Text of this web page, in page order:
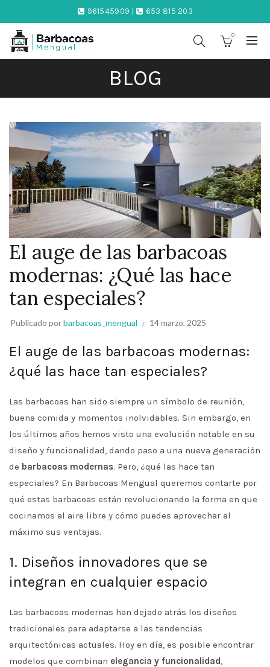
961545909 | 653 815 203
0
BLOG
El auge de las barbacoas
modernas: ¿Qué las hace
tan especiales?
Publicado porbarbacoas_mengual 14 marzo, 2025
El auge de las barbacoas modernas:
¿qué las hace tan especiales?
Las barbacoas han sido siempre un símbolo de reunión,
buena comida y momentos inolvidables. Sin embargo, en
los últimos años hemos visto una evolución notable en su
diseño y funcionalidad, dando paso a una nueva generación
de barbacoas modernas. Pero, ¿qué las hace tan
especiales? En Barbacoas Mengual queremos contarte por
qué estas barbacoas están revolucionando la forma en que
cocinamos al aire libre y cómo puedes aprovechar al
máximo sus ventajas.
1. Diseños innovadores que se
integran en cualquier espacio
Las barbacoas modernas han dejado atrás los diseños
tradicionales para adaptarse a las tendencias
arquitectónicas actuales. Hoy en día, es posible encontrar
modelos que combinan elegancia y funcionalidad